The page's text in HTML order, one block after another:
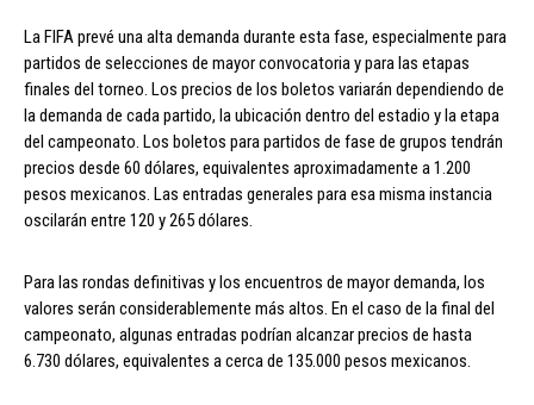
La FIFA prevé una alta demanda durante esta fase, especialmente para
partidos de selecciones de mayor convocatoria y para las etapas
finales del torneo. Los precios de los boletos variarán dependiendo de
la demanda de cada partido, la ubicación dentro del estadio y la etapa
del campeonato. Los boletos para partidos de fase de grupos tendrán
precios desde 60 dólares, equivalentes aproximadamente a 1.200
pesos mexicanos. Las entradas generales para esa misma instancia
oscilarán entre 120 y 265 dólares.
Para las rondas definitivas y los encuentros de mayor demanda, los
valores serán considerablemente más altos. En el caso de la final del
campeonato, algunas entradas podrían alcanzar precios de hasta
6.730 dólares, equivalentes a cerca de 135.000 pesos mexicanos.